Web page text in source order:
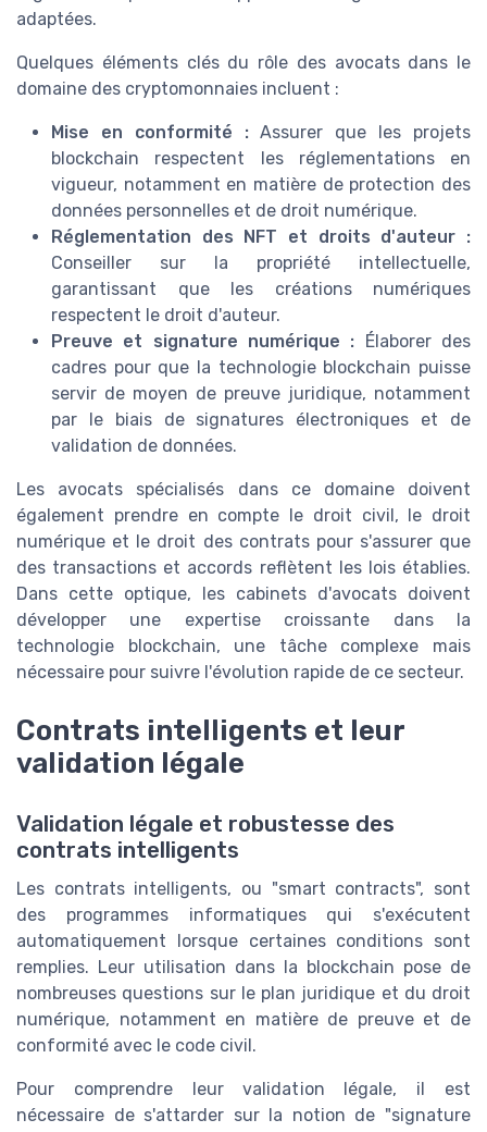
adaptées.
Quelques éléments clés du rôle des avocats dans le
domaine des cryptomonnaies incluent :
Mise en conformité :Assurer que les projets
blockchain respectent les réglementations en
vigueur, notamment en matière de protection des
données personnelles et de droit numérique.
Réglementation des NFT et droits d'auteur :
Conseiller sur la propriété intellectuelle,
garantissant que les créations numériques
respectent le droit d'auteur.
Preuve et signature numérique : Élaborer des
cadres pour que la technologie blockchain puisse
servir de moyen de preuve juridique, notamment
par le biais de signatures électroniques et de
validation de données.
Les avocats spécialisés dans ce domaine doivent
également prendre en compte le droit civil, le droit
numérique et le droit des contrats pour s'assurer que
des transactions et accords reflètent les lois établies.
Dans cette optique, les cabinets d'avocats doivent
développer une expertise croissante dans la
technologie blockchain, une tâche complexe mais
nécessaire pour suivre l'évolution rapide de ce secteur.
Contrats intelligents et leur
validation légale
Validation légale et robustesse des
contrats intelligents
Les contrats intelligents, ou "smart contracts", sont
des programmes informatiques qui s'exécutent
automatiquement lorsque certaines conditions sont
remplies. Leur utilisation dans la blockchain pose de
nombreuses questions sur le plan juridique et du droit
numérique, notamment en matière de preuve et de
conformité avec le code civil.
Pour comprendre leur validation légale, il est
nécessaire de s'attarder sur la notion de "signature